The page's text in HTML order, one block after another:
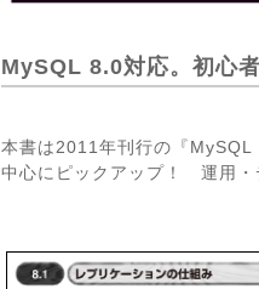
MySQL 8.0対応。初心
本書は2011年刊行の『
中心にピックアップ！ 運用・